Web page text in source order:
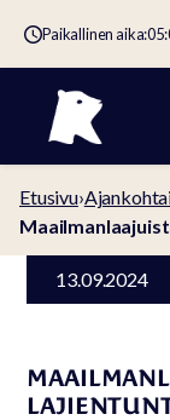
Paikallinen aika:
Etusivu›
13.09.2024